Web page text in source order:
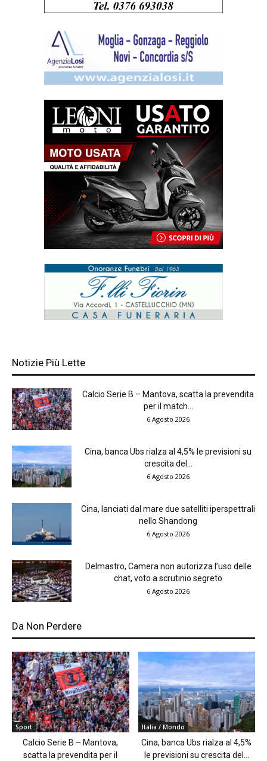
Notizie Più Lette
Calcio Serie B – Mantova, scatta la prevendita
per il match...
6 Agosto 2026
Cina, banca Ubs rialza al 4,5% le previsioni su
crescita del...
6 Agosto 2026
Cina, lanciati dal mare due satelliti iperspettrali
nello Shandong
6 Agosto 2026
Delmastro, Camera non autorizza l’uso delle
chat, voto a scrutinio segreto
6 Agosto 2026
Da Non Perdere
Sport
Calcio Serie B – Mantova,
scatta la prevendita per il
Italia / Mondo
Cina, banca Ubs rialza al 4,5%
le previsioni su crescita del...